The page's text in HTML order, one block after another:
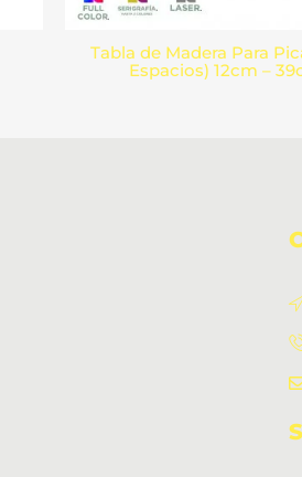
Tabla de Madera Para
Espacios) 12cm –